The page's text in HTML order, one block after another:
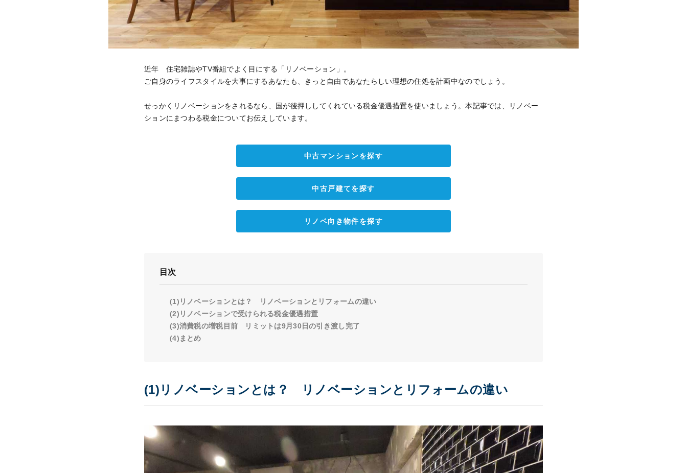
近年 住宅雑誌やTV番組でよく目にする「リノベーション」。
ご自身のライフスタイルを大事にするあなたも、きっと自由であなたらしい理想の住処を計画中なのでしょう。
せっかくリノベーションをされるなら、国が後押ししてくれている税金優遇措置を使いましょう。本記事では、リノベー
ションにまつわる税金についてお伝えしています。
中古マンションを探す
中古戸建てを探す
リノベ向き物件を探す
目次
(1)リノベーションとは？ リノベーションとリフォームの違い
(2)リノベーションで受けられる税金優遇措置
(3)消費税の増税目前 リミットは9月30日の引き渡し完了
(4)まとめ
(1)リノベーションとは？ リノベーションとリフォームの違い